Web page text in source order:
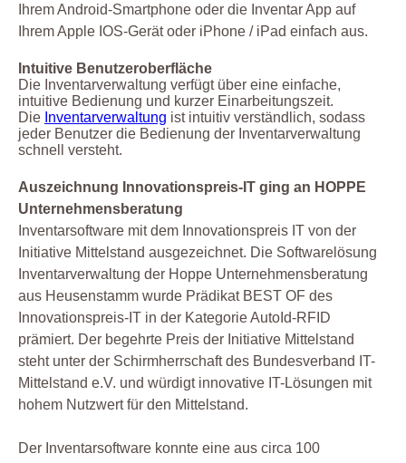
Ihrem Android-Smartphone oder die Inventar App auf
Ihrem Apple IOS-Gerät oder iPhone / iPad einfach aus.
Intuitive Benutzeroberfläche
Die Inventarverwaltung verfügt über eine einfache,
intuitive Bedienung und kurzer Einarbeitungszeit.
Die Inventarverwaltung ist intuitiv verständlich, sodass
jeder Benutzer die Bedienung der Inventarverwaltung
schnell versteht.
Auszeichnung Innovationspreis-IT ging an HOPPE
Unternehmensberatung
Inventarsoftware mit dem Innovationspreis IT von der
Initiative Mittelstand ausgezeichnet. Die Softwarelösung
Inventarverwaltung der Hoppe Unternehmensberatung
aus Heusenstamm wurde Prädikat BEST OF des
Innovationspreis-IT in der Kategorie AutoId-RFID
prämiert. Der begehrte Preis der Initiative Mittelstand
steht unter der Schirmherrschaft des Bundesverband IT-
Mittelstand e.V. und würdigt innovative IT-Lösungen mit
hohem Nutzwert für den Mittelstand.
Der Inventarsoftware konnte eine aus circa 100